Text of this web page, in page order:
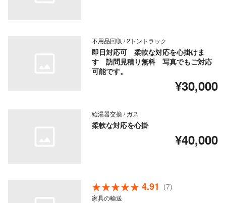
不用品回収 / 2トントラック
即日対応可 柔軟な対応を心掛けま
す 訪問見積り無料 写真でもご対応
可能です。
¥30,000
給湯器交換 / ガス
柔軟な対応を心掛
¥40,000
4.91 (7)
家具の輸送